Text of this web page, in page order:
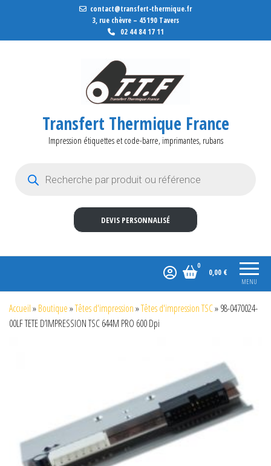
contact@transfert-thermique.fr
3, rue chèvre – 45190 Tavers
02 44 84 17 11
Transfert Thermique France
Impression étiquettes et code-barre, imprimantes, rubans
DEVIS PERSONNALISÉ
MENU
0
0,00 €
Accueil»Boutique»Têtes d'impression»Têtes d'impression TSC»98-0470024-
00LF TETE D’IMPRESSION TSC 644M PRO 600 Dpi